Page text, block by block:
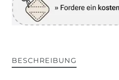
BESCHREIBUNG